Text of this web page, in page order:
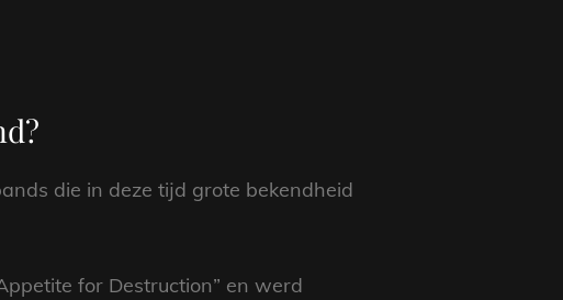
die in deze tijd grote bekendheid
for Destruction” en werd